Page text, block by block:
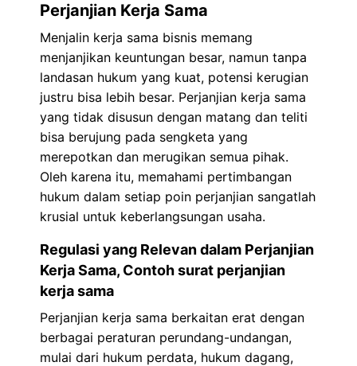
Perjanjian Kerja Sama
Menjalin kerja sama bisnis memang
menjanjikan keuntungan besar, namun tanpa
landasan hukum yang kuat, potensi kerugian
justru bisa lebih besar. Perjanjian kerja sama
yang tidak disusun dengan matang dan teliti
bisa berujung pada sengketa yang
merepotkan dan merugikan semua pihak.
Oleh karena itu, memahami pertimbangan
hukum dalam setiap poin perjanjian sangatlah
krusial untuk keberlangsungan usaha.
Regulasi yang Relevan dalam Perjanjian
Kerja Sama, Contoh surat perjanjian
kerja sama
Perjanjian kerja sama berkaitan erat dengan
berbagai peraturan perundang-undangan,
mulai dari hukum perdata, hukum dagang,